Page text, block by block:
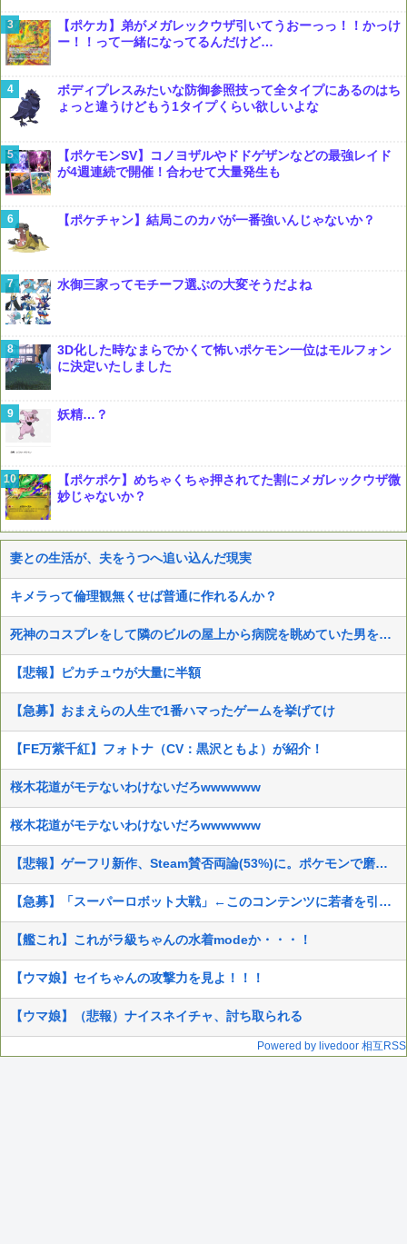
【ポケカ】弟がメガレックウザ引いてうおーっっ！！かっけ
ー！！って一緒になってるんだけど…
ボディプレスみたいな防御参照技って全タイプにあるのはち
ょっと違うけどもう1タイプくらい欲しいよな
【ポケモンSV】コノヨザルやドドゲザンなどの最強レイド
が4週連続で開催！合わせて大量発生も
【ポケチャン】結局このカバが一番強いんじゃないか？
水御三家ってモチーフ選ぶの大変そうだよね
3D化した時なまらでかくて怖いポケモン一位はモルフォン
に決定いたしました
妖精…？
【ポケポケ】めちゃくちゃ押されてた割にメガレックウザ微
妙じゃないか？
妻との生活が、夫をうつへ追い込んだ現実
キメラって倫理観無くせば普通に作れるんか？
死神のコスプレをして隣のビルの屋上から病院を眺めていた男を逮捕ｗｗｗ
【悲報】ピカチュウが大量に半額
【急募】おまえらの人生で1番ハマったゲームを挙げてけ
【FE万紫千紅】フォトナ（CV：黒沢ともよ）が紹介！
桜木花道がモテないわけないだろwwwwww
桜木花道がモテないわけないだろwwwwww
【悲報】ゲーフリ新作、Steam賛否両論(53%)に。ポケモンで磨いた技術力…
【急募】「スーパーロボット大戦」←このコンテンツに若者を引き込む方法
【艦これ】これがラ級ちゃんの水着modeか・・・！
【ウマ娘】セイちゃんの攻撃力を見よ！！！
【ウマ娘】（悲報）ナイスネイチャ、討ち取られる
Powered by livedoor 相互RSS